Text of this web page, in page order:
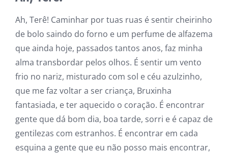
Ah, Terê! Caminhar por tuas ruas é sentir cheirinho
de bolo saindo do forno e um perfume de alfazema
que ainda hoje, passados tantos anos, faz minha
alma transbordar pelos olhos. É sentir um vento
frio no nariz, misturado com sol e céu azulzinho,
que me faz voltar a ser criança, Bruxinha
fantasiada, e ter aquecido o coração. É encontrar
gente que dá bom dia, boa tarde, sorri e é capaz de
gentilezas com estranhos. É encontrar em cada
esquina a gente que eu não posso mais encontrar,